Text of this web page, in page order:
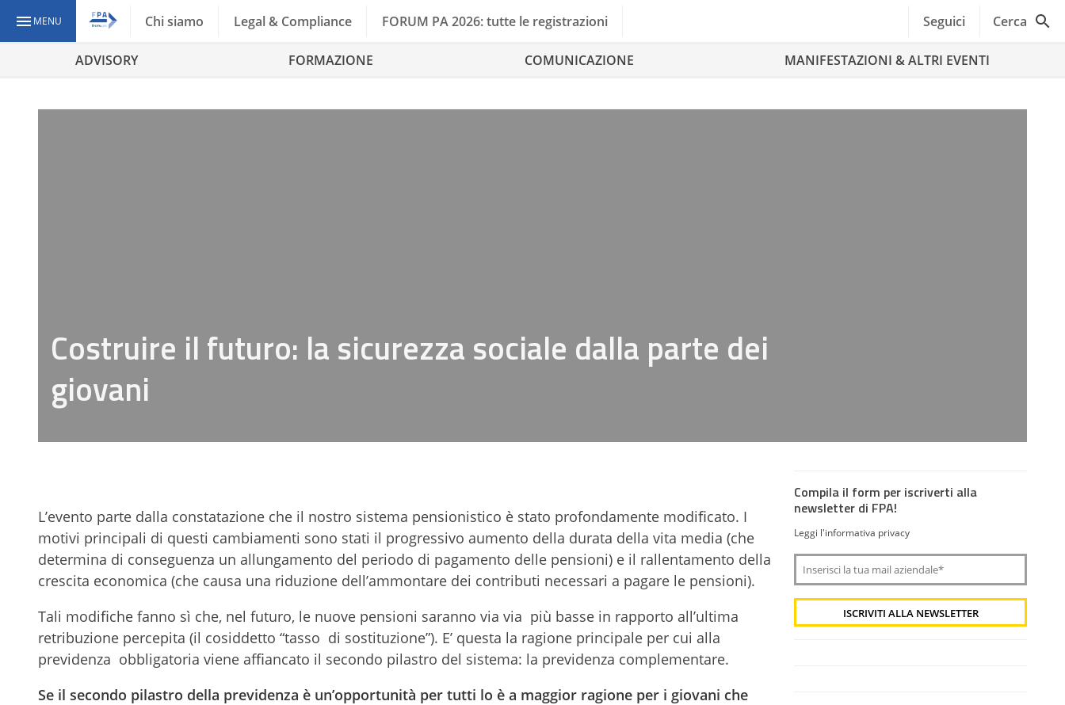
MENU Chi siamo Legal & Compliance FORUM PA 2026: tutte le registrazioni Seguici Cerca
ADVISORY FORMAZIONE COMUNICAZIONE MANIFESTAZIONI & ALTRI EVENTI
Costruire il futuro: la sicurezza sociale dalla parte dei
giovani
L’evento parte dalla constatazione che il nostro sistema pensionistico è stato profondamente modiﬁcato. I
motivi principali di questi cambiamenti sono stati il progressivo aumento della durata della vita media (che
determina di conseguenza un allungamento del periodo di pagamento delle pensioni) e il rallentamento della
crescita economica (che causa una riduzione dell’ammontare dei contributi necessari a pagare le pensioni).
Tali modiﬁche fanno sì che, nel futuro, le nuove pensioni saranno via via più basse in rapporto all’ultima
retribuzione percepita (il cosiddetto “tasso di sostituzione”). E’ questa la ragione principale per cui alla
previdenza obbligatoria viene afﬁancato il secondo pilastro del sistema: la previdenza complementare.
Se il secondo pilastro della previdenza è un’opportunità per tutti lo è a maggior ragione per i giovani che
Compila il form per iscriverti alla
newsletter di FPA!
Leggi l'informativa privacy